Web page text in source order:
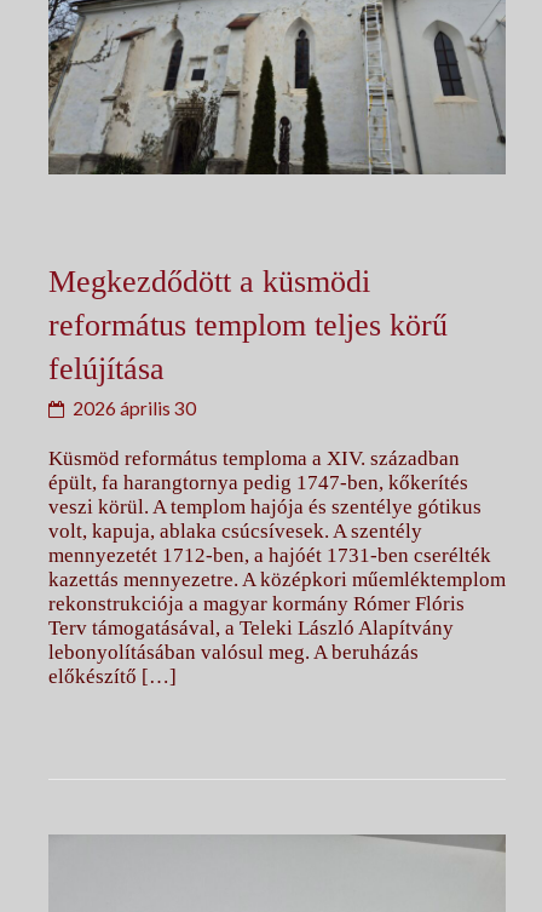
Megkezdődött a küsmödi
református templom teljes körű
felújítása
2026 április 30
Küsmöd református temploma a XIV. században
épült, fa harangtornya pedig 1747-ben, kőkerítés
veszi körül. A templom hajója és szentélye gótikus
volt, kapuja, ablaka csúcsívesek. A szentély
mennyezetét 1712-ben, a hajóét 1731-ben cserélték
kazettás mennyezetre. A középkori műemléktemplom
rekonstrukciója a magyar kormány Rómer Flóris
Terv támogatásával, a Teleki László Alapítvány
lebonyolításában valósul meg. A beruházás
előkészítő […]